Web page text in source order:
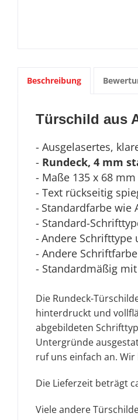
Beschreibung
Türschild aus
- Ausgelasertes,
- Rundeck, 4 mm
- Maße 135 x 68 mm
- Text rückseitig
- Standardfarbe wie
- Standard-
- Andere Schrifttype
- Andere
- Standardmäßig
Die Rundeck-
hinterdruckt und
abgebildeten
Untergründe
ruf uns einfach an.
Die Lieferzeit beträgt
Viele andere